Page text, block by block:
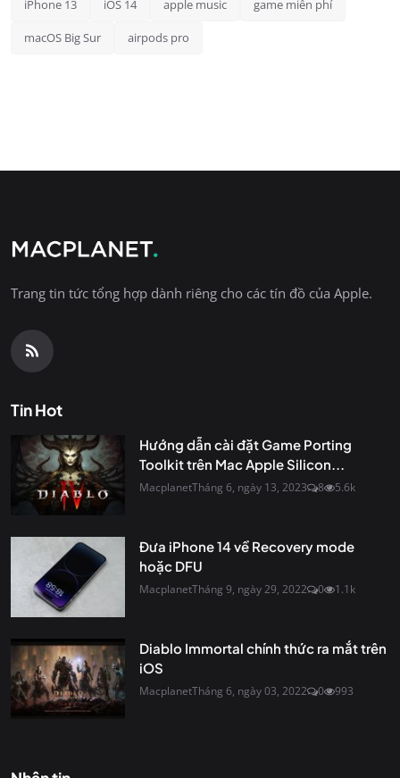
iPhone 13 iOS 14 apple music game miễn phí
macOS Big Sur airpods pro
Trang tin tức tổng hợp dành riêng cho các tín đồ của Apple.
Tin Hot
Hướng dẫn cài đặt Game Porting
Toolkit trên Mac Apple Silicon...
MacplanetTháng 6, ngày 13, 2023 8 5.6k
Đưa iPhone 14 về Recovery mode
hoặc DFU
MacplanetTháng 9, ngày 29, 2022 0 1.1k
Diablo Immortal chính thức ra mắt trên
iOS
MacplanetTháng 6, ngày 03, 2022 0 993